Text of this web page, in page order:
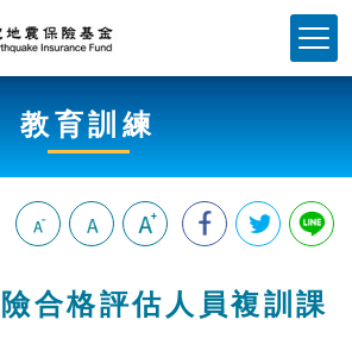
教育訓練
合格評估人員複訓課